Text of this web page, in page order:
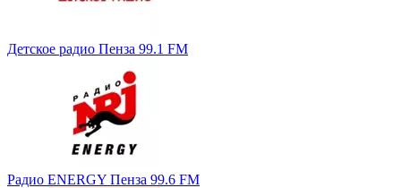
Детское радио Пенза 99.1 FM
Радио ENERGY Пенза 99.6 FM